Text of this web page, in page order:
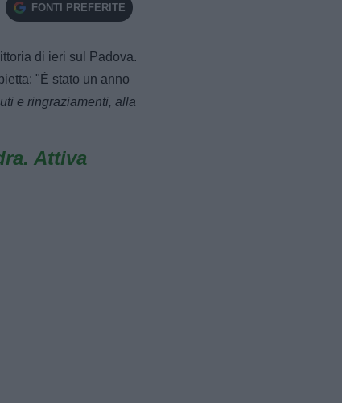
FONTI PREFERITE
di ieri sul Padova.
"È stato un anno
e ringraziamenti, alla
Attiva